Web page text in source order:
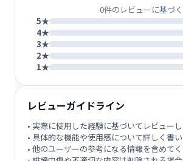
0件のレビューに基づく
5★
4★
3★
2★
1★
レビューガイドライン
• 実際に使用した経験に基づいてレビュー
• 具体的な機能や使用感について詳しく書
• 他のユーザーの参考になる情報を含めて